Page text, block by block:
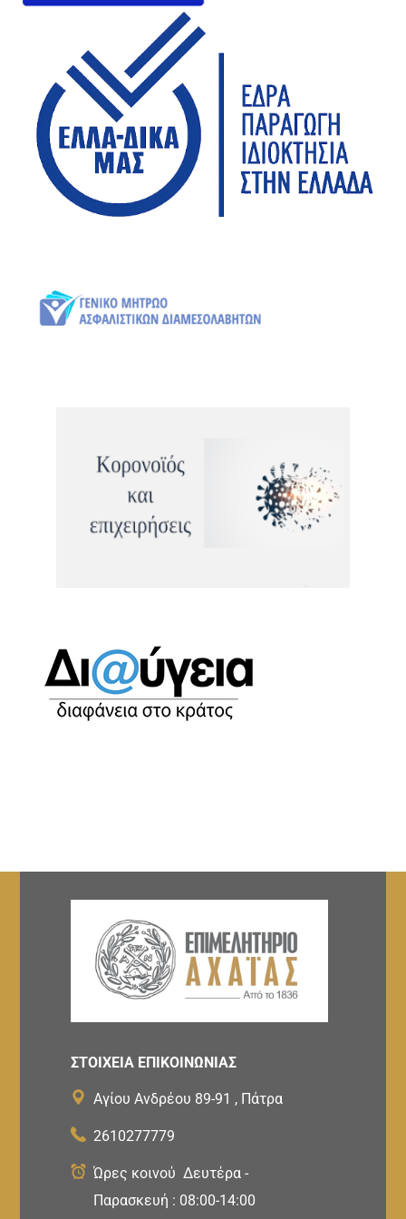
ΣΤΟΙΧΕΙΑ ΕΠΙΚΟΙΝΩΝΙΑΣ
Αγίου Ανδρέου 89-91 , Πάτρα
2610277779
Ώρες κοινού Δευτέρα -
Παρασκευή : 08:00-14:00